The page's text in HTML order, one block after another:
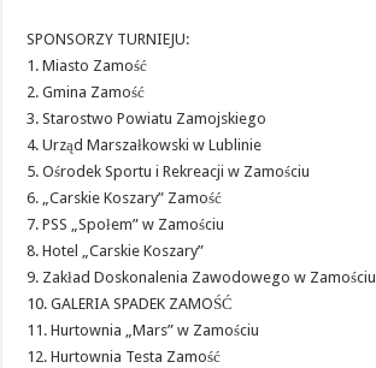
SPONSORZY TURNIEJU:
1. Miasto Zamość
2. Gmina Zamość
3. Starostwo Powiatu Zamojskiego
4. Urząd Marszałkowski w Lublinie
5. Ośrodek Sportu i Rekreacji w Zamościu
6. „Carskie Koszary” Zamość
7. PSS „Społem” w Zamościu
8. Hotel „Carskie Koszary”
9. Zakład Doskonalenia Zawodowego w Zamościu
10. GALERIA SPADEK ZAMOŚĆ
11. Hurtownia „Mars” w Zamościu
12. Hurtownia Testa Zamość